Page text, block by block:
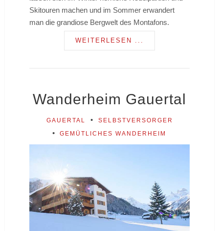
Skitouren machen und im Sommer erwandert
man die grandiose Bergwelt des Montafons.
WEITERLESEN ...
Wanderheim Gauertal
GAUERTAL
SELBSTVERSORGER
GEMÜTLICHES WANDERHEIM